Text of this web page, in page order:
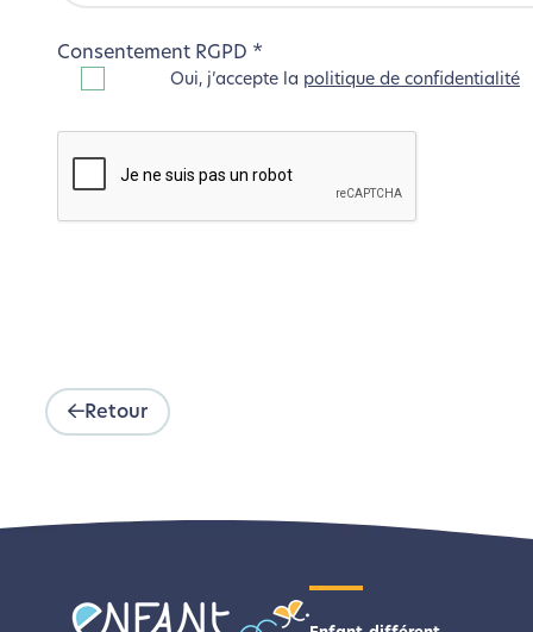
Consentement RGPD *
Oui, j’accepte la politique de confidentialité
Retour